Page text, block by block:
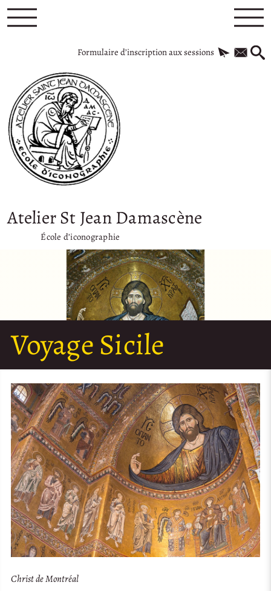
Formulaire d’inscription aux sessions
Atelier St Jean Damascène
École d’iconographie
Voyage Sicile
Christ de Montréal